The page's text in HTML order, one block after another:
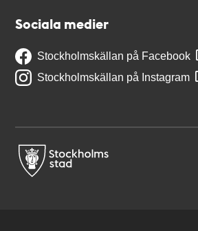
Sociala medier
Stockholmskällan på Facebook
Stockholmskällan på Instagram